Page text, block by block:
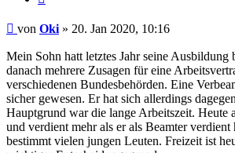
Beitrag
von Oki » 20. Jan 2020, 10:16
Mein Sohn hatt letztes Jahr seine Ausbildung
danach mehrere Zusagen für eine
verschiedenen Bundesbehörden. Eine
sicher gewesen. Er hat sich allerdings
Hauptgrund war die lange Arbeitszeit. Heute
und verdient mehr als er als Beamter verdient
bestimmt vielen jungen Leuten. Freizeit ist